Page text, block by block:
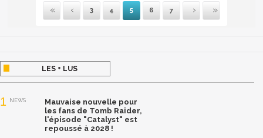
Première
Précédente
3 4 5 6 7
Suivante
Dernière
LES + LUS
1 NEWS
Mauvaise nouvelle pour
les fans de Tomb Raider,
l'épisode "Catalyst" est
repoussé à 2028 !